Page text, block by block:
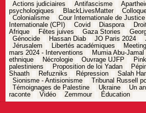
Actions judiciaires Antifascisme
psychologiques
BlackLivesMatter
Colonialisme
Cour Internationale de
Internationale (CPI)
Covid Diaspora
Afrique
Fêtes juives Gaza Stories
Génocide
Hassan Diab JO Paris 2024
Jérusalem
Libertés académiques
mars 2024 - Interventions
Mumia Abu-Jamal
ethnique
Nécrologie Ouvrage UJFP
palestiniens
Proposition de loi Yadan
Shaath
Refuzniks Répression Salah
Sionisme - Antisionisme
Tribunal Russell
Témoignages de Palestine
Ukraine
Un
raconte
Vidéo Zemmour Éducation
Navigation